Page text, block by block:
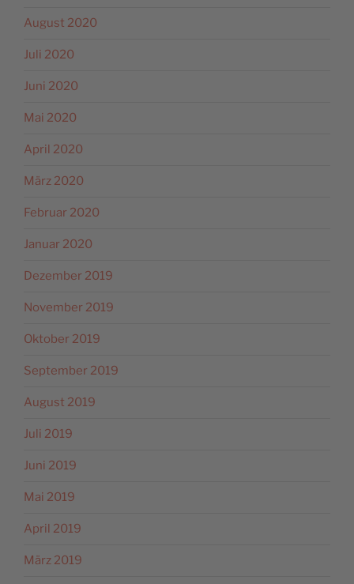
August 2020
Juli 2020
Juni 2020
Mai 2020
April 2020
März 2020
Februar 2020
Januar 2020
Dezember 2019
November 2019
Oktober 2019
September 2019
August 2019
Juli 2019
Juni 2019
Mai 2019
April 2019
März 2019